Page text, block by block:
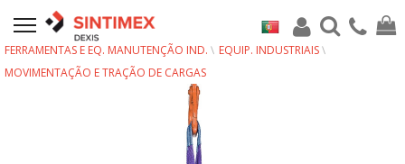
FERRAMENTAS E EQ. MANUTENÇÃO IND.
EQUIP. INDUSTRIAIS
MOVIMENTAÇÃO E TRAÇÃO DE CARGAS